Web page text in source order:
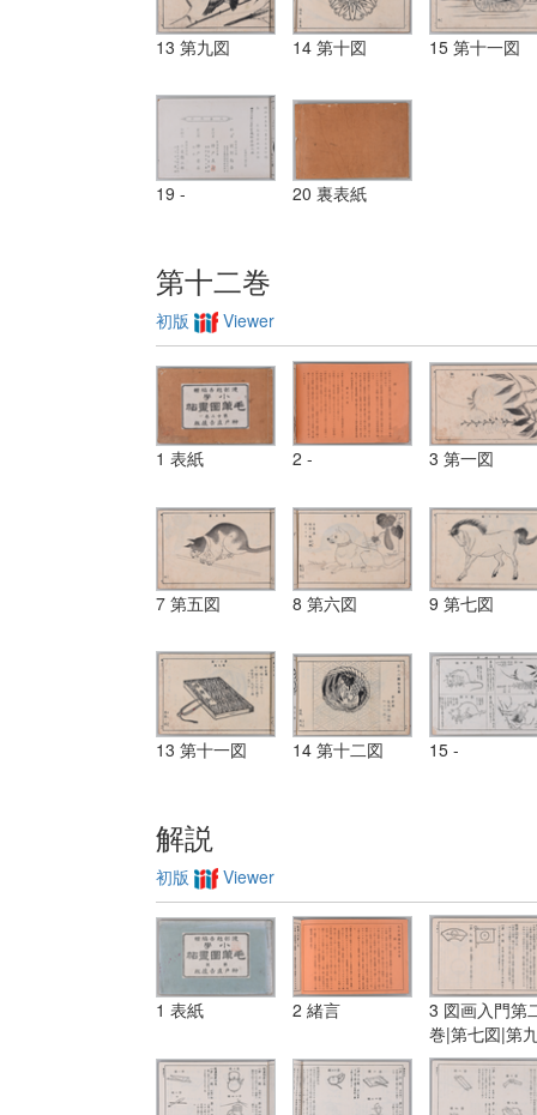
13 第九図 14 第十図 15 第十一図
19 - 20 裏表紙
第十二巻
初版 Viewer
1 表紙 2 - 3 第一図
7 第五図 8 第六図 9 第七図
13 第十一図 14 第十二図 15 -
解説
初版 Viewer
1 表紙 2 緒言
3 図画入門第
巻|第七図|第
図